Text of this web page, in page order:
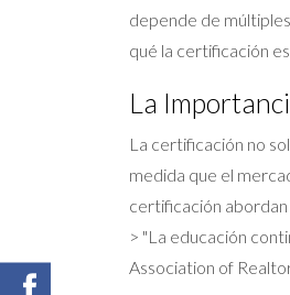
depende de
qué la certificación
La
La certificación no
medida que el
certificación
> "La educación
Association of